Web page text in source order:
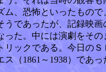
ム、恐怖といったもの
であったが、記録映画
った。中には演劇をそ
リックである。今日の
（1861～1938）であっ